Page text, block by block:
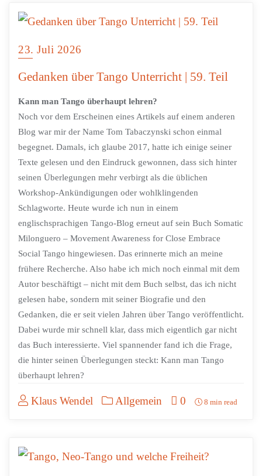
23. Juli 2026
Gedanken über Tango Unterricht | 59. Teil
Kann man Tango überhaupt lehren?
Noch vor dem Erscheinen eines Artikels auf einem anderen
Blog war mir der Name Tom Tabaczynski schon einmal
begegnet. Damals, ich glaube 2017, hatte ich einige seiner
Texte gelesen und den Eindruck gewonnen, dass sich hinter
seinen Überlegungen mehr verbirgt als die üblichen
Workshop-Ankündigungen oder wohlklingenden
Schlagworte. Heute wurde ich nun in einem
englischsprachigen Tango-Blog erneut auf sein Buch Somatic
Milonguero – Movement Awareness for Close Embrace
Social Tango hingewiesen. Das erinnerte mich an meine
frühere Recherche. Also habe ich mich noch einmal mit dem
Autor beschäftigt – nicht mit dem Buch selbst, das ich nicht
gelesen habe, sondern mit seiner Biografie und den
Gedanken, die er seit vielen Jahren über Tango veröffentlicht.
Dabei wurde mir schnell klar, dass mich eigentlich gar nicht
das Buch interessierte. Viel spannender fand ich die Frage,
die hinter seinen Überlegungen steckt: Kann man Tango
überhaupt lehren?
Klaus Wendel Allgemein 0 8 min read